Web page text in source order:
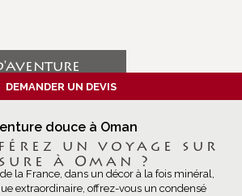
douce à Oman
la France, dans un décor à la fois minéral,
extraordinaire, offrez-vous un condensé
DEMANDER UN DEVIS
un voyage sur
à Oman ?